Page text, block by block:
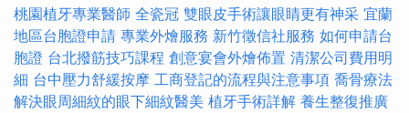
桃園植牙專業醫師 全瓷冠 雙眼皮手術讓眼睛更有神采 宜蘭
地區台胞證申請 專業外燴服務 新竹徵信社服務 如何申請台
胞證 台北撥筋技巧課程 創意宴會外燴佈置 清潔公司費用明
細 台中壓力舒緩按摩 工商登記的流程與注意事項 喬骨療法
解決眼周細紋的眼下細紋醫美 植牙手術詳解 養生整復推廣